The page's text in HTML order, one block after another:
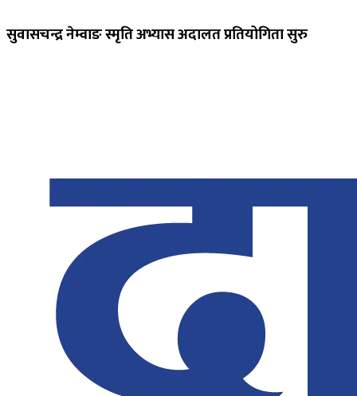
सुवासचन्द्र नेम्वाङ स्मृति अभ्यास अदालत प्रतियोगिता सुरु